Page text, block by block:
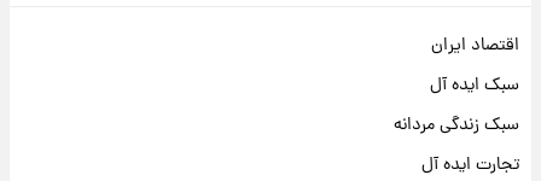
اقتصاد ایران
سبک ایده آل
سبک زندگی مردانه
تجارت ایده آل